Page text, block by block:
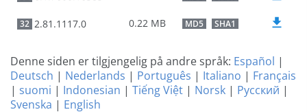
32 2.81.1117.0 0.22 MB MD5 SHA1
Denne siden er tilgjengelig på andre språk: Español |
Deutsch | Nederlands | Português | Italiano | Français
| suomi | Indonesian | Tiếng Việt | Norsk | Русский |
Svenska | English